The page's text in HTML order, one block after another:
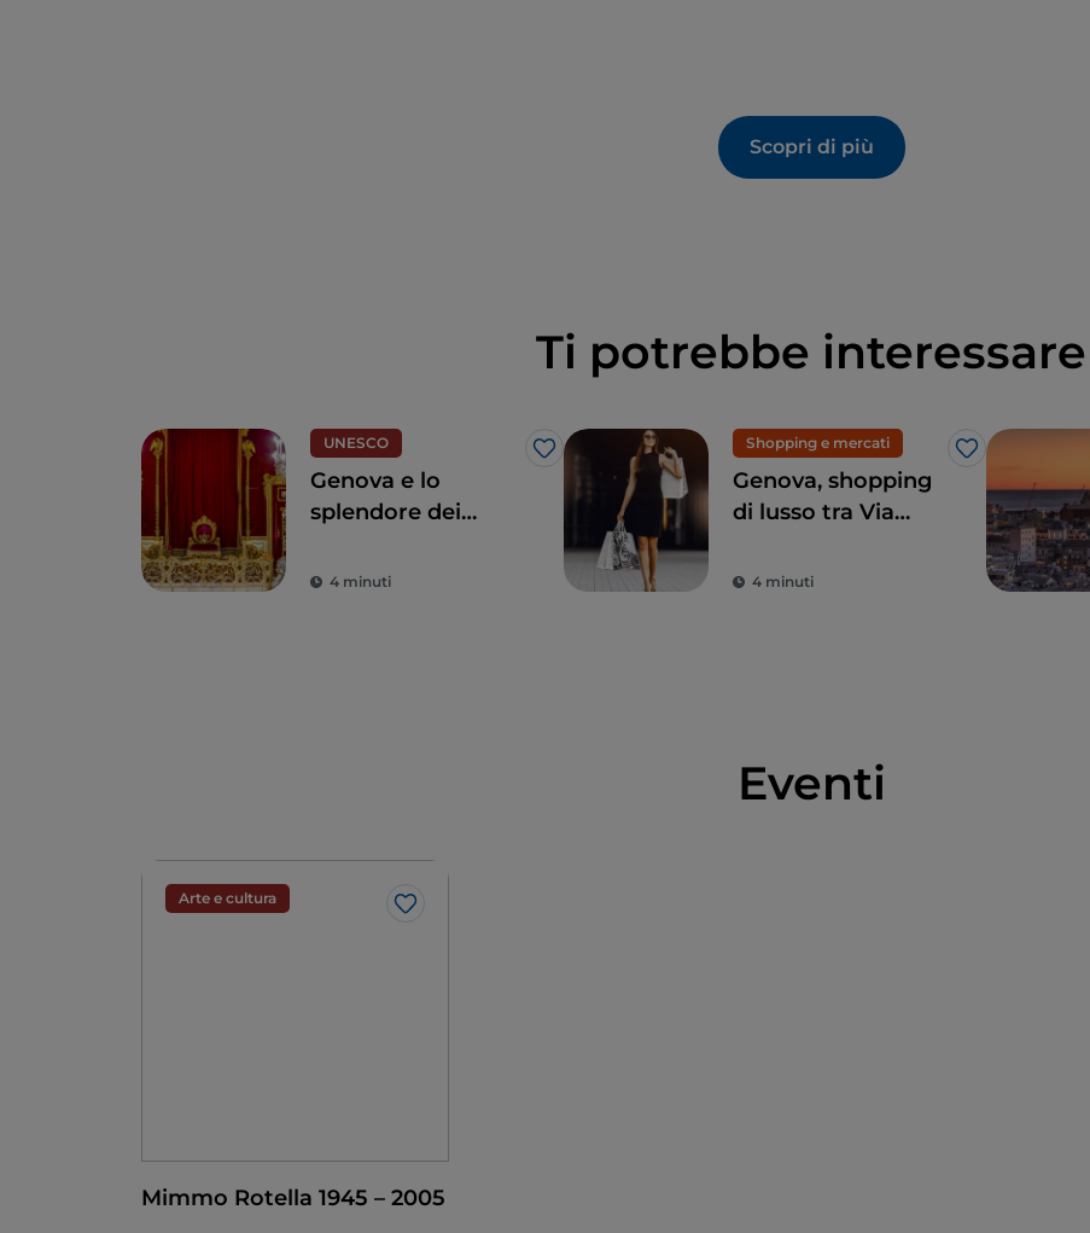
Scopri di più
Ti potrebbe interessare
UNESCO
Like
Genova e lo
splendore dei
4 minuti
Shopping e mercati
Like
Genova, shopping
di lusso tra Via
Mazzini
4 minuti
Eventi
Arte e cultura
Like
Mimmo Rotella 1945 – 2005